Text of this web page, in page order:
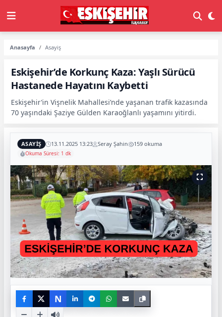
Anasayfa Asayiş
Eskişehir’de Korkunç Kaza: Yaşlı Sürücü
Hastanede Hayatını Kaybetti
Eskişehir’in Vişnelik Mahallesi’nde yaşanan trafik kazasında
70 yaşındaki Şaziye Gülden Karaoğlanlı yaşamını yitirdi.
ASAYIŞ 13.11.2025 13:23 Seray Şahin 159 okuma
Okuma Süresi: 1 dk
N